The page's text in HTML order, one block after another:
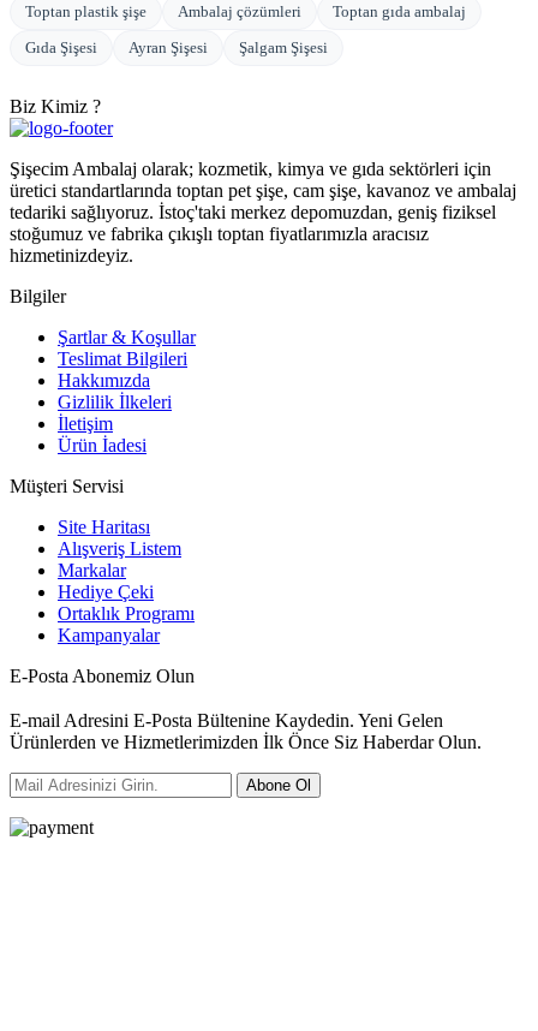
Toptan plastik şişe
Ambalaj çözümleri
Toptan gıda ambalaj
Gıda Şişesi
Ayran Şişesi Şalgam Şişesi
Biz Kimiz ?
Şişecim Ambalaj olarak; kozmetik, kimya ve gıda sektörleri için
üretici standartlarında toptan pet şişe, cam şişe, kavanoz ve ambalaj
tedariki sağlıyoruz. İstoç'taki merkez depomuzdan, geniş fiziksel
stoğumuz ve fabrika çıkışlı toptan fiyatlarımızla aracısız
hizmetinizdeyiz.
Bilgiler
Şartlar & Koşullar
Teslimat Bilgileri
Hakkımızda
Gizlilik İlkeleri
İletişim
Ürün İadesi
Müşteri Servisi
Site Haritası
Alışveriş Listem
Markalar
Hediye Çeki
Ortaklık Programı
Kampanyalar
E-Posta Abonemiz Olun
E-mail Adresini E-Posta Bültenine Kaydedin. Yeni Gelen
Ürünlerden ve Hizmetlerimizden İlk Önce Siz Haberdar Olun.
Abone Ol